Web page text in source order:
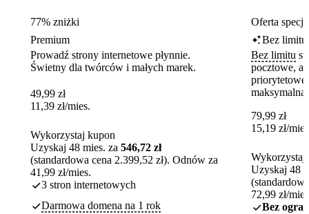
77% zniżki
Premium
Prowadź strony internetowe płynnie.
Świetny dla twórców i małych marek.
49,99 zł
11,39 zł/mies.
Wykorzystaj kupon
Uzyskaj 48 mies. za 546,72 zł
(standardowa cena 2.399,52 zł). Odnów za
41,99 zł/mies.
3 stron internetowych
Darmowa domena na 1 rok
Oferta
Bez limitu
Bez limitu
pocztowe, a
priorytetowe
maksymalną
79,99 zł
15,19 zł/
Wykorzystaj
Uzyskaj 48
72,99 zł/
Bez